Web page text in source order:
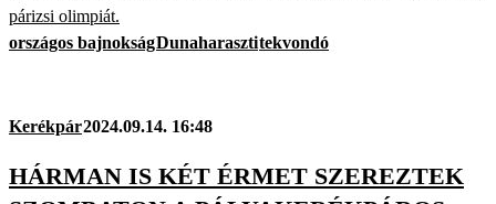
párizsi olimpiát.
országos bajnokságDunaharasztitekvondó
Kerékpár2024.09.14. 16:48
HÁRMAN IS KÉT ÉRMET SZEREZTEK